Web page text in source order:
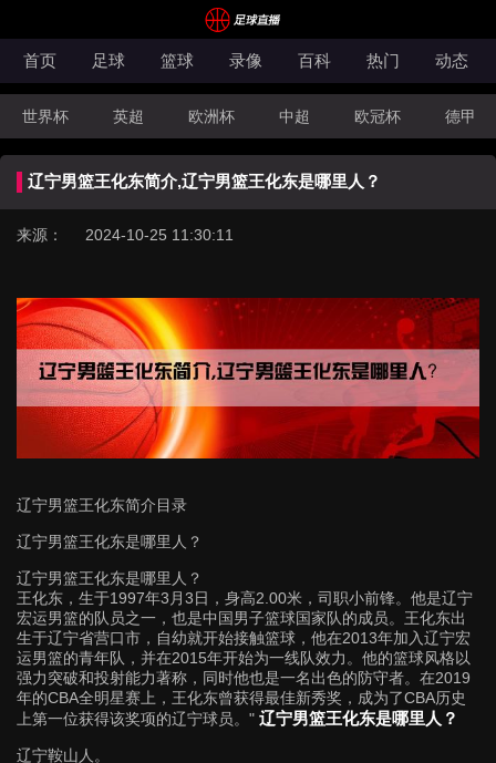
首页 足球 篮球 录像 百科 热门 动态
世界杯 英超 欧洲杯 中超 欧冠杯 德甲
CBA FIBA洲际杯
辽宁男篮王化东简介,辽宁男篮王化东是哪里人？
来源： 2024-10-25 11:30:11
辽宁男篮王化东简介目录
辽宁男篮王化东是哪里人？
辽宁男篮王化东是哪里人？
王化东，生于1997年3月3日，身高2.00米，司职小前锋。他是辽宁
宏运男篮的队员之一，也是中国男子篮球国家队的成员。王化东出
生于辽宁省营口市，自幼就开始接触篮球，他在2013年加入辽宁宏
运男篮的青年队，并在2015年开始为一线队效力。他的篮球风格以
强力突破和投射能力著称，同时他也是一名出色的防守者。在2019
年的CBA全明星赛上，王化东曾获得最佳新秀奖，成为了CBA历史
上第一位获得该奖项的辽宁球员。" 辽宁男篮王化东是哪里人？
辽宁鞍山人。